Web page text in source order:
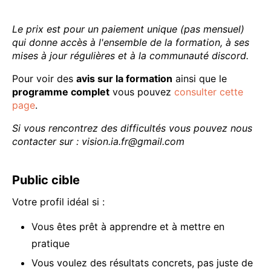
Le prix est pour un paiement unique (pas mensuel)
qui donne accès à l'ensemble de la formation, à ses
mises à jour régulières et à la communauté discord.
Pour voir des avis sur la formation ainsi que le
programme complet vous pouvez consulter cette
page.
Si vous rencontrez des difficultés vous pouvez nous
contacter sur : vision.ia.fr@gmail.com
Public cible
Votre profil idéal si :
Vous êtes prêt à apprendre et à mettre en
pratique
Vous voulez des résultats concrets, pas juste de